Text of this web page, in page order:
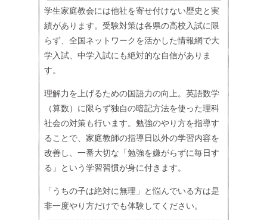
学生家庭教会には他社を寄せ付けない歴史と実
績があります。受験対策は各県の高校入試に限
らず、全国ネットワークを活かした情報網で大
学入試、中学入試にも絶対的な自信がありま
す。
理解力を上げるための国語力の向上。英語数学
（算数）に限らず独自の暗記方法を使った理科
社会の対策も行います。勉強のやり方を指導す
ることで、家庭教師の指導日以外の学習内容を
改善し、一番大切な「勉強を嫌がらずに毎日す
る」という学習習慣が身に付きます。
「うちの子は絶対に無理」と悩んでいる方は是
非一度やり方だけでも体験してください。